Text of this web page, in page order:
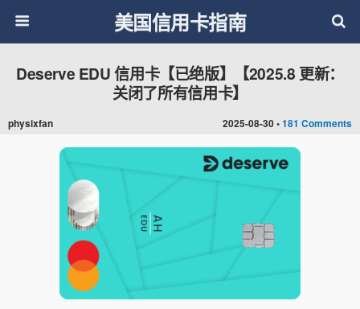
美国信用卡指南
2025-08-30 •181 Comments
Deserve EDU 信用卡【已绝版】【2025.8 更新：
关闭了所有信用卡】
physixfan